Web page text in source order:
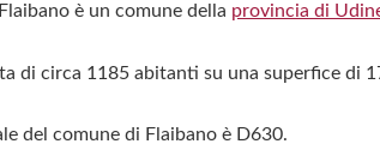
è un comune della provincia di
di circa 1185 abitanti su una superfice di
del comune di Flaibano è D630.